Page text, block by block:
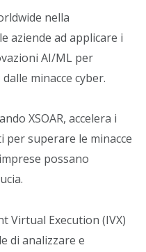
nella
aziende ad applicare i
AI/ML per
minacce cyber.
XSOAR, accelera i
superare le minacce
possano
Virtual Execution (IVX)
di analizzare e